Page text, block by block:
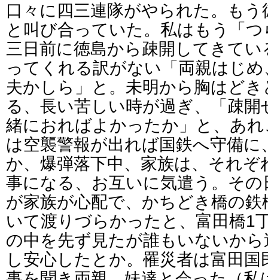
口々に四三連隊がやられた。も
と叫び合っていた。私はもう「
三日前に徳島から疎開してきて
ってくれる訳がない「両親はじ
夫かしら」と。未明から胸はど
る、長い苦しい時が過ぎ、「疎
緒におればよかったか」と、あ
は空襲警報が出れば国鉄へ守備
か、爆弾落下中、家族は、それ
事になる、お互いに気遣う。そ
が家族が心配で、かちどき橋の
いて渡りづらかったと、富田橋1
の中を先ず見たが誰もいないか
し安心したとか。罹災者は富田